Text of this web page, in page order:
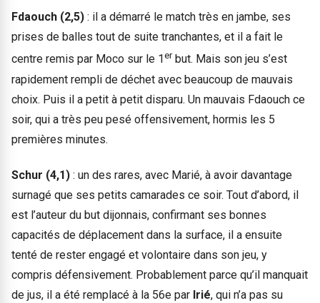
Fdaouch (2,5) : il a démarré le match très en jambe, ses
prises de balles tout de suite tranchantes, et il a fait le
centre remis par Moco sur le 1 er but. Mais son jeu s’est
rapidement rempli de déchet avec beaucoup de mauvais
choix. Puis il a petit à petit disparu. Un mauvais Fdaouch ce
soir, qui a très peu pesé offensivement, hormis les 5
premières minutes.
Schur (4,1) : un des rares, avec Marié, à avoir davantage
surnagé que ses petits camarades ce soir. Tout d’abord, il
est l’auteur du but dijonnais, confirmant ses bonnes
capacités de déplacement dans la surface, il a ensuite
tenté de rester engagé et volontaire dans son jeu, y
compris défensivement. Probablement parce qu’il manquait
de jus, il a été remplacé à la 56e par Irié, qui n’a pas su